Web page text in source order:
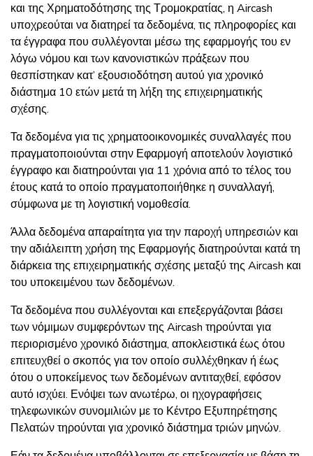
και της Χρηματοδότησης της Τρομοκρατίας, η Aircash
υποχρεούται να διατηρεί τα δεδομένα, τις πληροφορίες και
τα έγγραφα που συλλέγονται μέσω της εφαρμογής του εν
λόγω νόμου και των κανονιστικών πράξεων που
θεσπίστηκαν κατ’ εξουσιοδότηση αυτού για χρονικό
διάστημα 10 ετών μετά τη λήξη της επιχειρηματικής
σχέσης.
Τα δεδομένα για τις χρηματοοικονομικές συναλλαγές που
πραγματοποιούνται στην Εφαρμογή αποτελούν λογιστικό
έγγραφο και διατηρούνται για 11 χρόνια από το τέλος του
έτους κατά το οποίο πραγματοποιήθηκε η συναλλαγή,
σύμφωνα με τη λογιστική νομοθεσία.
Άλλα δεδομένα απαραίτητα για την παροχή υπηρεσιών και
την αδιάλειπτη χρήση της Εφαρμογής διατηρούνται κατά τη
διάρκεια της επιχειρηματικής σχέσης μεταξύ της Aircash και
του υποκειμένου των δεδομένων.
Τα δεδομένα που συλλέγονται και επεξεργάζονται βάσει
των νόμιμων συμφερόντων της Aircash τηρούνται για
περιορισμένο χρονικό διάστημα, αποκλειστικά έως ότου
επιτευχθεί ο σκοπός για τον οποίο συλλέχθηκαν ή έως
ότου ο υποκείμενος των δεδομένων αντιταχθεί, εφόσον
αυτό ισχύει. Ενόψει των ανωτέρω, οι ηχογραφήσεις
τηλεφωνικών συνομιλιών με το Κέντρο Εξυπηρέτησης
Πελατών τηρούνται για χρονικό διάστημα τριών μηνών.